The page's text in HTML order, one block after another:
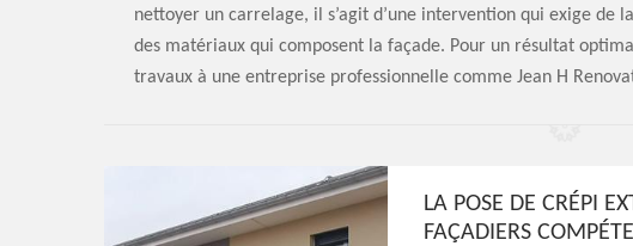
nettoyer un carrelage, il s’agit d’une intervention qui exige de
des matériaux qui composent la façade. Pour un résultat
travaux à une entreprise professionnelle comme Jean H
LA POSE DE CRÉPI
FAÇADIERS